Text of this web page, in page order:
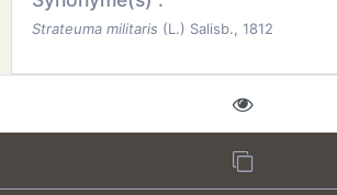
Strateuma militaris (L.) Salisb., 1812